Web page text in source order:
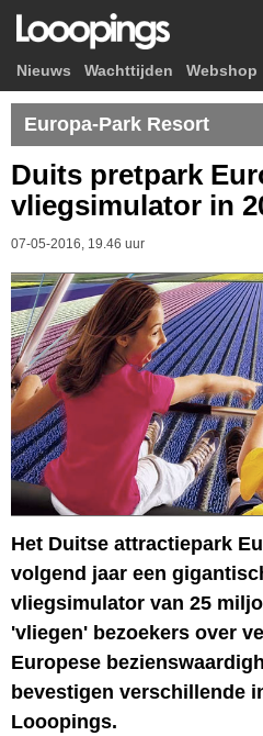
Nieuws Wachttijden Webshop
Europa-Park Resort
Duits pretpark
vliegsimulator in
07-05-2016, 19.46 uur
Het Duitse attractiepark
volgend jaar een
vliegsimulator van 25
'vliegen' bezoekers over
Europese
bevestigen verschillende
Looopings.